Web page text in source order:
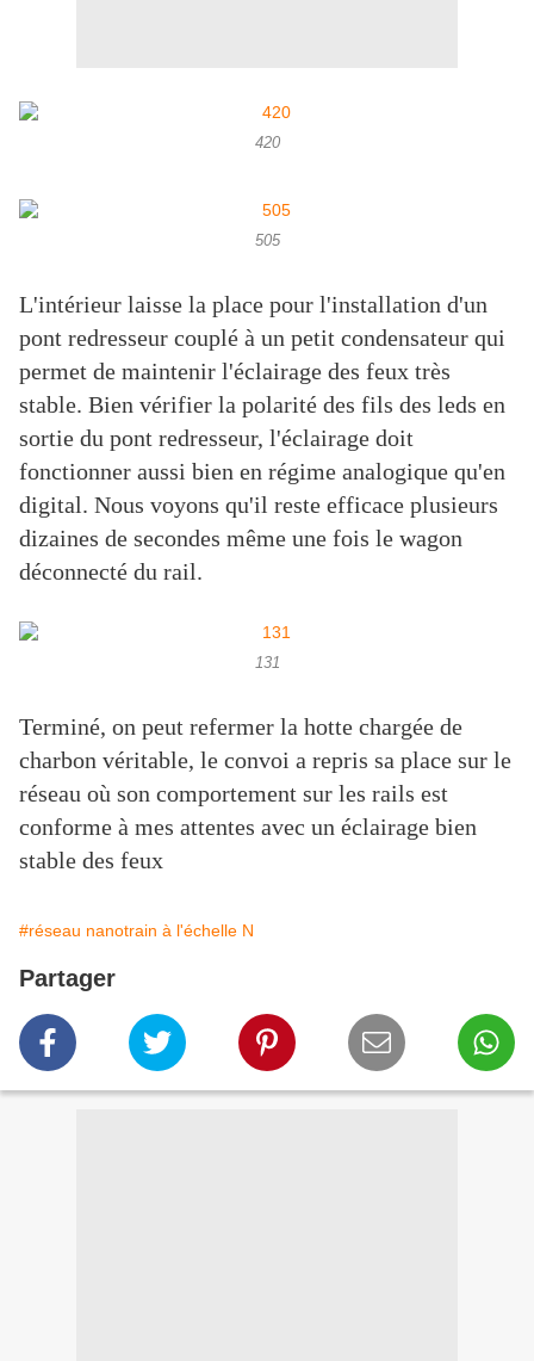
420
505
L'intérieur laisse la place pour l'installation d'un
pont redresseur couplé à un petit condensateur qui
permet de maintenir l'éclairage des feux très
stable. Bien vérifier la polarité des fils des leds en
sortie du pont redresseur, l'éclairage doit
fonctionner aussi bien en régime analogique qu'en
digital. Nous voyons qu'il reste efficace plusieurs
dizaines de secondes même une fois le wagon
déconnecté du rail.
131
Terminé, on peut refermer la hotte chargée de
charbon véritable, le convoi a repris sa place sur le
réseau où son comportement sur les rails est
conforme à mes attentes avec un éclairage bien
stable des feux
#réseau nanotrain à l'échelle N
Partager